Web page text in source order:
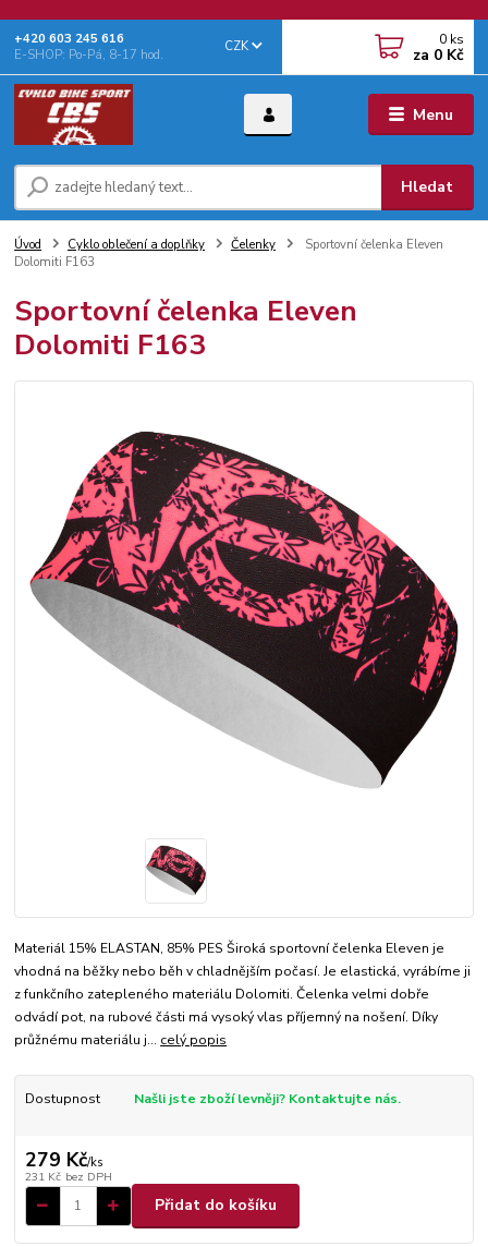
Menu
CZK
Hledat
+‭420 603 245 616‬
E-SHOP: Po-Pá, 8-17 hod.
0 ks
za 0 Kč
Úvod Cyklo oblečení a doplňky Čelenky
Sportovní čelenka Eleven
Dolomiti F163
Sportovní čelenka Eleven
Dolomiti F163
Materiál 15% ELASTAN, 85% PES Široká sportovní čelenka Eleven je
vhodná na běžky nebo běh v chladnějším počasí. Je elastická, vyrábíme ji
z funkčního zatepleného materiálu Dolomiti. Čelenka velmi dobře
odvádí pot, na rubové části má vysoký vlas příjemný na nošení. Díky
průžnému materiálu j... celý popis
Dostupnost Našli jste zboží levněji? Kontaktujte nás.
279 Kč/ks
231 Kč bez DPH
Přidat do košíku